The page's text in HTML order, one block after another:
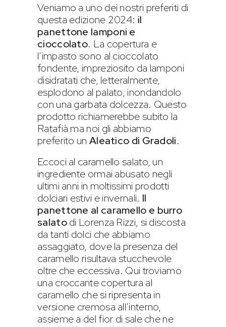
Veniamo a uno dei nostri preferiti di
questa edizione 2024: il
panettone lamponi e
cioccolato. La copertura e
l’impasto sono al cioccolato
fondente, impreziosito da lamponi
disidratati che, letteralmente,
esplodono al palato, inondandolo
con una garbata dolcezza. Questo
prodotto richiamerebbe subito la
Ratafià ma noi gli abbiamo
preferito un Aleatico di Gradoli.
Eccoci al caramello salato, un
ingrediente ormai abusato negli
ultimi anni in moltissimi prodotti
dolciari estivi e invernali. Il
panettone al caramello e burro
salatodi Lorenza Rizzi, si discosta
da tanti dolci che abbiamo
assaggiato, dove la presenza del
caramello risultava stucchevole
oltre che eccessiva. Qui troviamo
una croccante copertura al
caramello che si ripresenta in
versione cremosa all’interno,
assieme a del fior di sale che ne